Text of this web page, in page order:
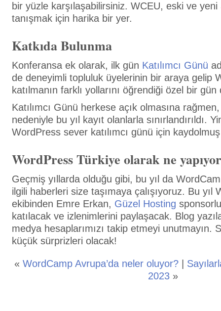
bir yüzle karşılaşabilirsiniz. WCEU, eski ve
tanışmak için harika bir yer.
Katkıda Bulunma
Konferansa ek olarak, ilk gün Katılımcı Günü
de deneyimli topluluk üyelerinin bir araya gelip
katılmanın farklı yollarını öğrendiği özel bir
Katılımcı Günü herkese açık olmasına
nedeniyle bu yıl kayıt olanlarla sınırlandırıldı.
WordPress sever katılımcı günü için
WordPress Türkiye olarak ne
Geçmiş yıllarda olduğu gibi, bu yıl da
ilgili haberleri size taşımaya çalışıyoruz. Bu yıl
ekibinden Emre Erkan, Güzel Hosting
katılacak ve izlenimlerini paylaşacak. Blog
medya hesaplarımızı takip etmeyi unutmayın.
küçük sürprizleri olacak!
« WordCamp Avrupa’da neler oluyor?
2023»